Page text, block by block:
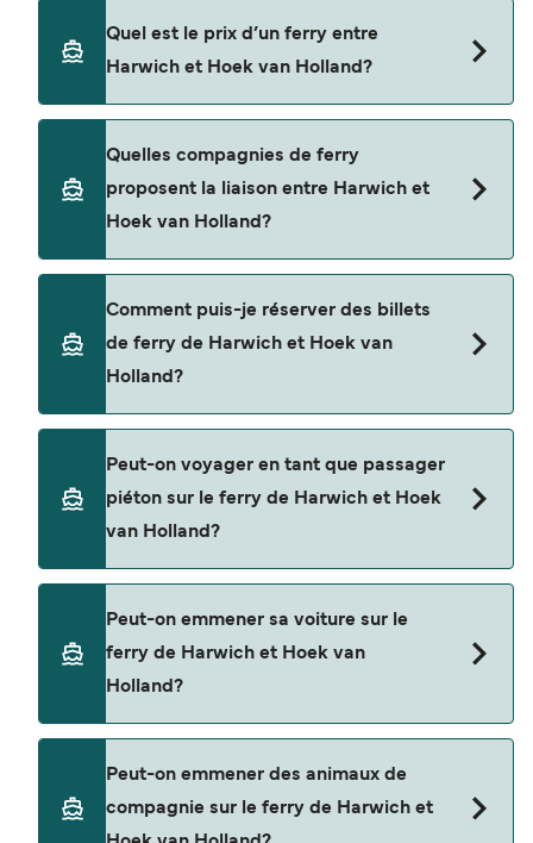
Holland est d'environ 7 heures 37 minutes. La
l'autre. Nous vous conseillons donc de vérifier ce
Quel est le prix d’un ferry entre
Harwich et Hoek van Holland?
prix moyen de Harwich à Hoek van Holland est de
$652. Prix hors frais de réservation.
Quelles compagnies de ferry
proposent la liaison entre Harwich et
Hoek van Holland?
Comment puis-je réserver des billets
de ferry de Harwich et Hoek van
Holland?
consultez notre page d'offres pour consulter les
dernières promotions disponibles.
Peut-on voyager en tant que passager
piéton sur le ferry de Harwich et Hoek
van Holland?
Stena Line
Peut-on emmener sa voiture sur le
ferry de Harwich et Hoek van
Holland?
Stena Line
Peut-on emmener des animaux de
compagnie sur le ferry de Harwich et